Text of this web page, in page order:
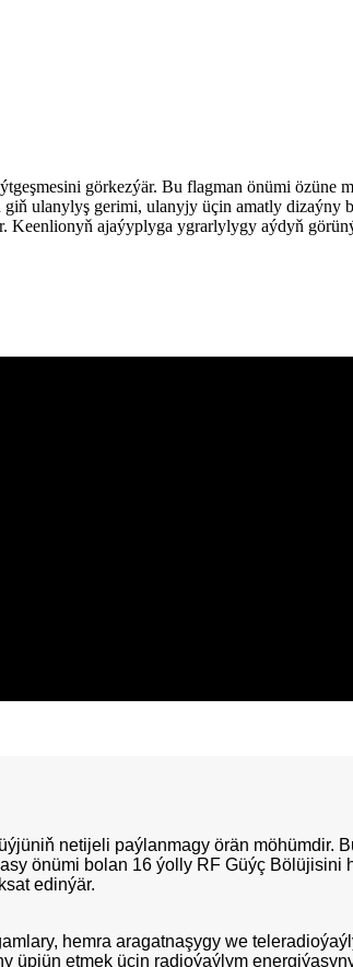
görkezýär. Bu flagman önümi
ulanylyş gerimi, ulanyjy üçin amatly
ajaýyplyga ygrarlylygy aýdyň
netijeli paýlanmagy örän möhümdir.
önümi bolan 16 ýolly RF Güýç
edinýär.
hemra aragatnaşygy we
üpjün etmek üçin radioýaýlym